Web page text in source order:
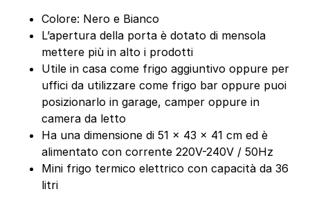
Colore: Nero e Bianco
L’apertura della porta è dotato di mensola
mettere più in alto i prodotti
Utile in casa come frigo aggiuntivo oppure per
uffici da utilizzare come frigo bar oppure puoi
posizionarlo in garage, camper oppure in
camera da letto
Ha una dimensione di 51 x 43 x 41 cm ed è
alimentato con corrente 220V-240V / 50Hz
Mini frigo termico elettrico con capacità da 36
litri